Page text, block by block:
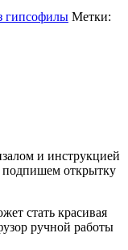
гипсофилы Метки:
и инструкцией
подпишем открытку
стать красивая
ручной работы